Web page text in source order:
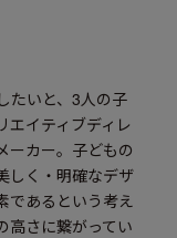
たいと、3人の子
エイティブディレ
ーカー。子どもの
しく・明確なデザ
であるという考え
高さに繋がってい